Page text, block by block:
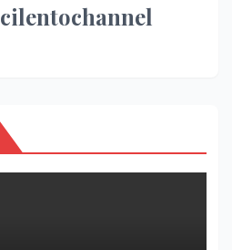
cilentochannel